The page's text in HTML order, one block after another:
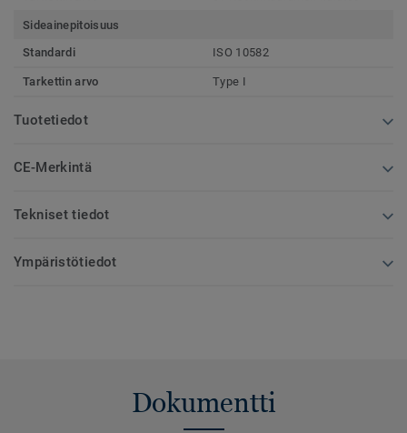
Sideainepitoisuus
Standardi
ISO 10582
Tarkettin arvo Type I
Tuotetiedot
CE-Merkintä
Tekniset tiedot
Ympäristötiedot
Dokumentti